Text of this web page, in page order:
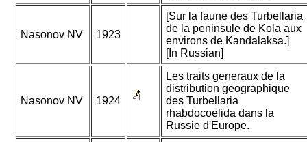
Nasonov NV 1923
[Sur la faune des Turbellaria
de la peninsule de Kola aux
environs de Kandalaksa.]
[In Russian]
Nasonov NV 1924
Les traits generaux de la
distribution geographique
des Turbellaria
rhabdocoelida dans la
Russie d'Europe.